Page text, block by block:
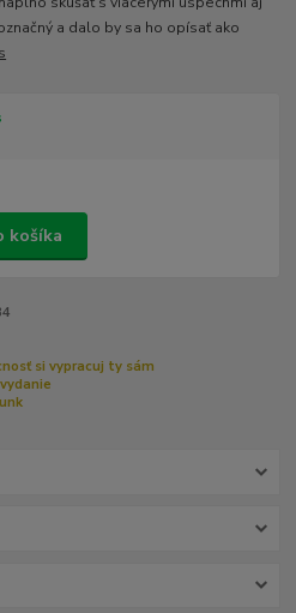
a dalo by sa ho opísať ako
košíka
si vypracuj ty sám